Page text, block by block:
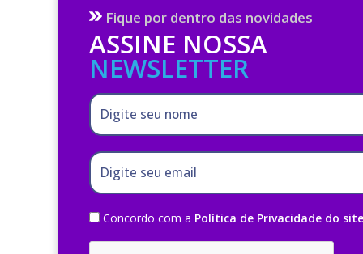
Fique por dentro das novidades
ASSINE NOSSA
NEWSLETTER
Digite seu nome
Digite seu email
Concordo com a Política de Privacidade do site